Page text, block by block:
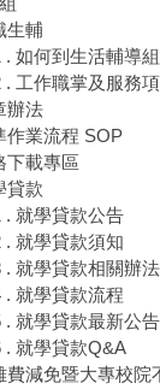
生輔
. 如何到生活輔導組
. 工作職掌及服務
辦法
作業流程 SOP
下載專區
貸款
. 就學貸款公告
. 就學貸款須知
. 就學貸款相關辦法
. 就學貸款流程
. 就學貸款最新公告
. 就學貸款Q&A
費減免暨大專校